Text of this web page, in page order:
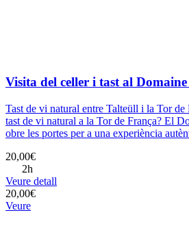
Visita del celler i tast al
Tast de vi natural entre Talteüll i la Tor de
tast de vi natural a la Tor de França? El
obre les portes per a una experiència
20,00€
2h
Veure detall
20,00€
Veure